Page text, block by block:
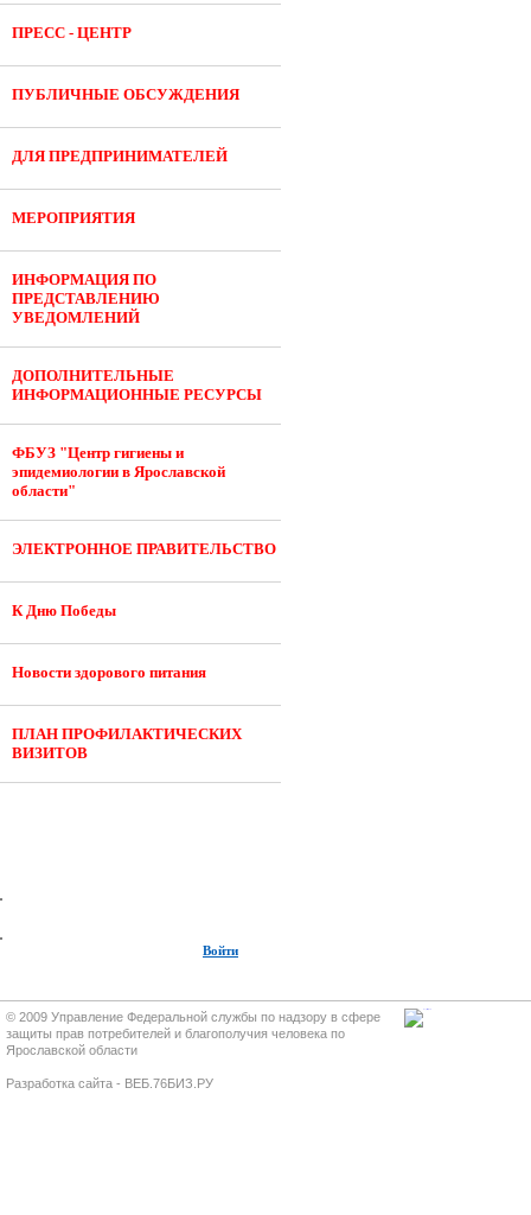
ПРЕСС - ЦЕНТР
ПУБЛИЧНЫЕ ОБСУЖДЕНИЯ
ДЛЯ ПРЕДПРИНИМАТЕЛЕЙ
МЕРОПРИЯТИЯ
ИНФОРМАЦИЯ ПО
ПРЕДСТАВЛЕНИЮ
УВЕДОМЛЕНИЙ
ДОПОЛНИТЕЛЬНЫЕ
ИНФОРМАЦИОННЫЕ РЕСУРСЫ
ФБУЗ "Центр гигиены и
эпидемиологии в Ярославской
области"
ЭЛЕКТРОННОЕ ПРАВИТЕЛЬСТВО
К Дню Победы
Новости здорового питания
ПЛАН ПРОФИЛАКТИЧЕСКИХ
ВИЗИТОВ
Войти
© 2009 Управление Федеральной службы по надзору в сфере
защиты прав потребителей и благополучия человека по
Ярославской области
Разработка сайта - ВЕБ.76БИЗ.РУ